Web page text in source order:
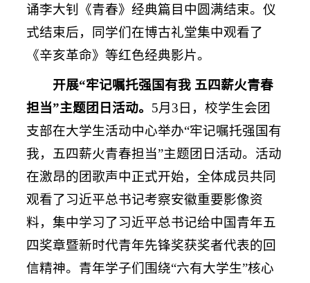
诵李大钊《青春》经典篇目中圆满结束。仪
式结束后，同学们在博古礼堂集中观看了
《辛亥革命》等红色经典影片。
开展“牢记嘱托强国有我 五四薪火青春
担当”主题团日活动。 5月3日，校学生会团
支部在大学生活动中心举办“牢记嘱托强国有
我，五四薪火青春担当”主题团日活动。活动
在激昂的团歌声中正式开始，全体成员共同
观看了习近平总书记考察安徽重要影像资
料，集中学习了习近平总书记给中国青年五
四奖章暨新时代青年先锋奖获奖者代表的回
信精神。青年学子们围绕“六有大学生”核心